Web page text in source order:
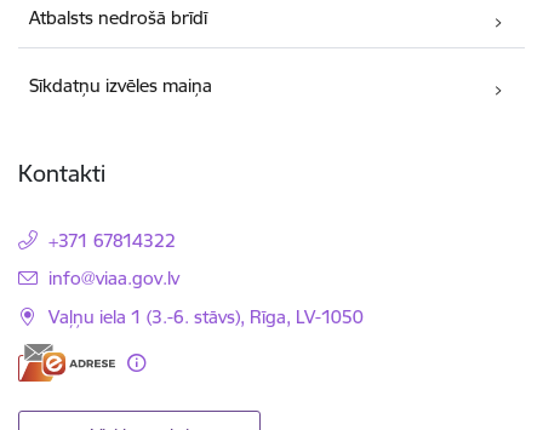
Atbalsts nedrošā brīdī
Sīkdatņu izvēles maiņa
Kontakti
+371 67814322
E-pasts:
info@viaa.gov.lv
Vaļņu iela 1 (3.-6. stāvs), Rīga, LV-1050